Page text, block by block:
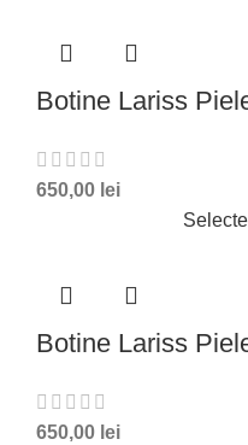
Botine Lariss
650,00 lei
Botine Lariss
650,00 lei